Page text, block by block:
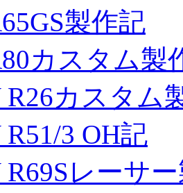
製作記
カスタム製
R26カスタム
3 OH記
レーサ